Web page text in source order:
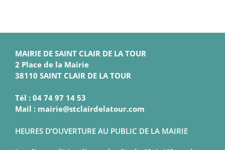
MAIRIE DE SAINT CLAIR DE LA TOUR
2 Place de la Mairie
38110 SAINT CLAIR DE LA TOUR
Tél : 04 74 97 14 53
Mail : mairie@stclairdelatour.com
HEURES D’OUVERTURE AU PUBLIC DE LA MAIRIE